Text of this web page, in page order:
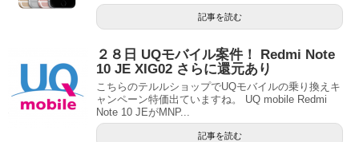
記事を読む
２８日 UQモバイル案件！ Redmi Note
10 JE XIG02 さらに還元あり
こちらのテルルショップでUQモバイルの乗り換えキ
ャンペーン特価出ていますね。 UQ mobile Redmi
Note 10 JEがMNP...
記事を読む